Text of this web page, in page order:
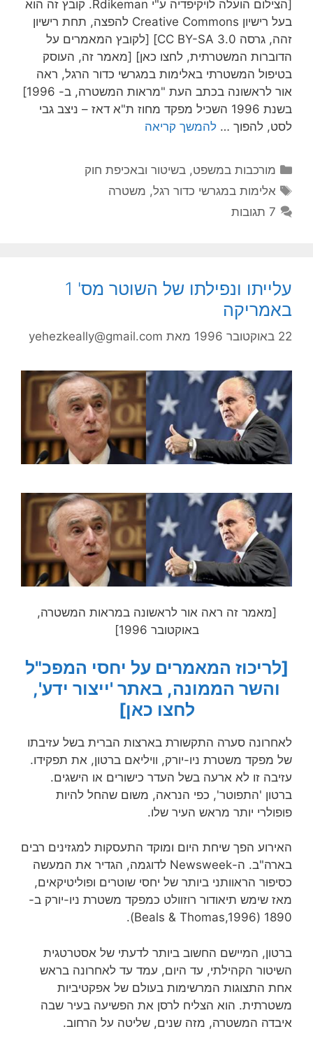
[הצילום הועלה לויקיפדיה ע"י Rdikeman. קובץ זה הוא
בעל רישיון Creative Commons להפצה, תחת רישיון
זהה, גרסה CC BY-SA 3.0] [לקובץ המאמרים על
הדוברות המשטרתית, לחצו כאן] [מאמר זה, העוסק
בטיפול המשטרתי באלימות במגרשי כדור הרגל, ראה
אור לראשונה בכתב העת "מראות המשטרה, ב- 1996]
בשנת 1996 השכיל מפקד מחוז ת"א דאז – ניצב גבי
לסט, להפוך …להמשך קריאה
קטגוריות
מורכבות במשפט, בשיטור ובאכיפת חוק
תגיות
אלימות במגרשי כדור רגל,משטרה
7 תגובות
עלייתו ונפילתו של השוטר מס' 1
באמריקה
מאתyehezkeally@gmail.com
[מאמר זה ראה אור לראשונה במראות המשטרה,
באוקטובר 1996]
[לריכוז המאמרים על יחסי המפכ"ל
והשר הממונה, באתר 'ייצור ידע',
לחצו כאן]
לאחרונה סערה התקשורת בארצות הברית בשל עזיבתו
של מפקד משטרת ניו-יורק, וויליאם ברטון, את תפקידו.
עזיבה זו לא ארעה בשל העדר כישורים או הישגים.
ברטון 'התפוטר', כפי הנראה, משום שהחל להיות
פופולרי יותר מראש העיר שלו.
האירוע הפך שיחת היום ומוקד התעסקות למגזינים רבים
בארה"ב. ה-Newsweek לדוגמה, הגדיר את המעשה
כסיפור הראוותני ביותר של יחסי שוטרים ופוליטיקאים,
מאז שימש תיאודור רוזוולט כמפקד משטרת ניו-יורק ב-
1890 (Beals & Thomas,1996).
ברטון, המיישם החשוב ביותר לדעתי של אסטרטגית
השיטור הקהילתי, עד היום, עמד עד לאחרונה בראש
אחת התצוגות המרשימות בעולם של אפקטיביות
משטרתית. הוא הצליח לרסן את הפשיעה בעיר שבה
איבדה המשטרה, מזה שנים, שליטה על הרחוב.